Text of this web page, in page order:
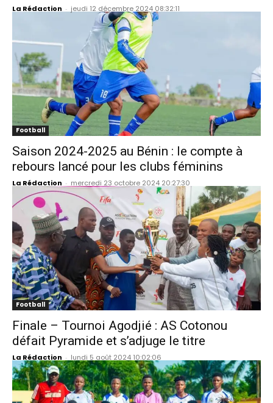
La Rédaction - jeudi 12 décembre 2024 08:32:11
Football
Saison 2024-2025 au Bénin : le compte à
rebours lancé pour les clubs féminins
La Rédaction - mercredi 23 octobre 2024 20:27:30
Football
Finale – Tournoi Agodjié : AS Cotonou
défait Pyramide et s’adjuge le titre
La Rédaction - lundi 5 août 2024 10:02:06